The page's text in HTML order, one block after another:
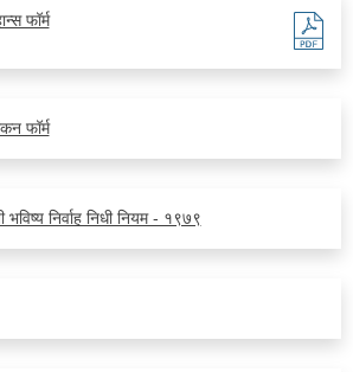
फॉर्म
फॉर्म
निर्वाह निधी नियम - १९७९